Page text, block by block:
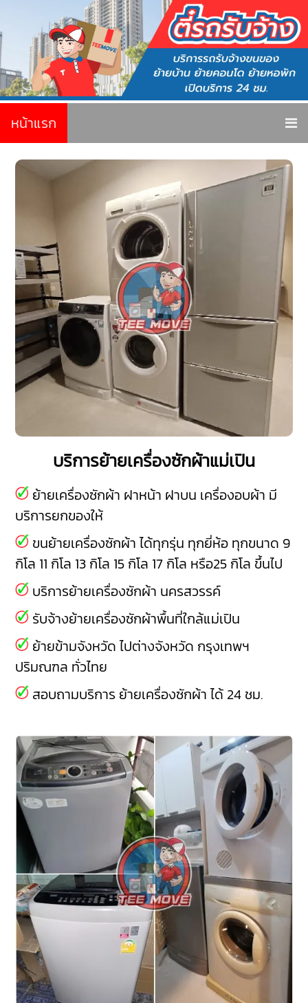
หน้าแรก
บริการย้ายเครื่องซักผ้าแม่เปิน
ย้ายเครื่องซักผ้า ฝาหน้า ฝาบน เครื่องอบผ้า มี
บริการยกของให้
ขนย้ายเครื่องซักผ้า ได้ทุกรุ่น ทุกยี่ห้อ ทุกขนาด 9
กิโล 11 กิโล 13 กิโล 15 กิโล 17 กิโล หรือ25 กิโล ขึ้นไป
บริการย้ายเครื่องซักผ้า นครสวรรค์
รับจ้างย้ายเครื่องซักผ้าพื้นที่ใกล้แม่เปิน
ย้ายข้ามจังหวัด ไปต่างจังหวัด กรุงเทพฯ
ปริมณฑล ทั่วไทย
สอบถามบริการ ย้ายเครื่องซักผ้า ได้ 24 ชม.